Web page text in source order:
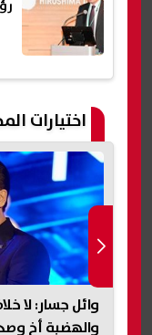
اختيارات
للثانوية